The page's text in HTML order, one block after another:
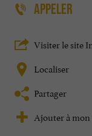
APPELER
Visiter le site
Localiser
Partager
Ajouter à mon